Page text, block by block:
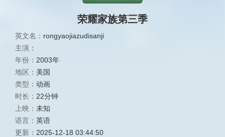
荣耀家族第三季
英文名： rongyaojiazudisanji
主演：
年份： 2003年
地区： 美国
类型： 动画
时长： 22分钟
上映： 未知
语言： 英语
更新： 2025-12-18 03:44:50